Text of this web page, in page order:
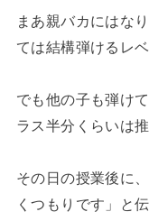
まあ親バカにはな
ては結構弾けるレ
でも他の子も弾け
ラス半分くらいは
その日の授業後に
くつもりです」と